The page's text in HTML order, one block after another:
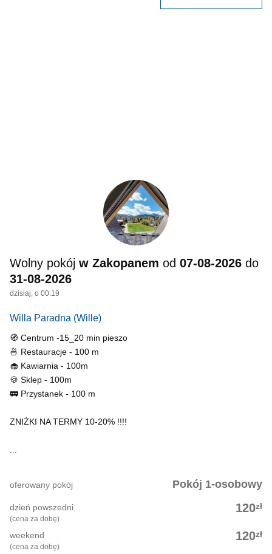
Wolny pokój w Zakopanem od 07-08-2026 do
31-08-2026
dzisiaj, o 00:19
Willa Paradna (Wille)
🧭 Centrum -15_20 min pieszo
🍜 Restauracje - 100 m
🧁 Kawiarnia - 100m
🍪 Sklep - 100m
🚃 Przystanek - 100 m
ZNIŻKI NA TERMY 10-20% !!!!
...
Pokój 1-osobowy
oferowany pokój
120zł
dzień powszedni
(cena za dobę)
120zł
weekend
(cena za dobę)